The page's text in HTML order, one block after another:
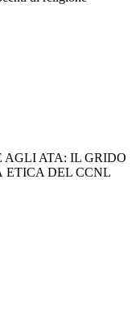
AGLI ATA: IL GRIDO
ETICA DEL CCNL